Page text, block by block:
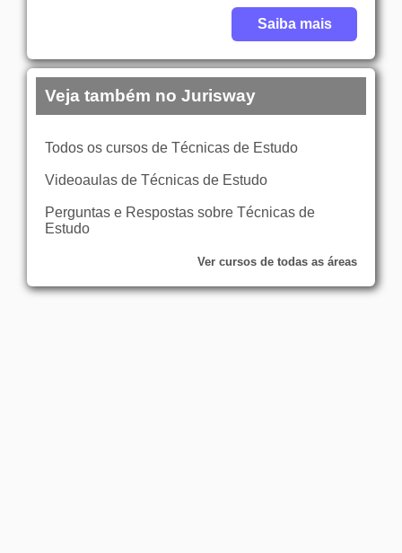
Saiba mais
Veja também no Jurisway
Todos os cursos de Técnicas de Estudo
Videoaulas de Técnicas de Estudo
Perguntas e Respostas sobre Técnicas de
Estudo
Ver cursos de todas as áreas